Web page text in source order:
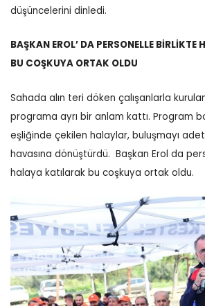
düşüncelerini dinledi.
BAŞKAN EROL’ DA PERSONELLE
BU COŞKUYA ORTAK OLDU
Sahada alın teri döken çalışanlarla
programa ayrı bir anlam kattı. Program
eşliğinde çekilen halaylar, buluşmayı
havasına dönüştürdü. Başkan Erol da
halaya katılarak bu coşkuya ortak oldu.